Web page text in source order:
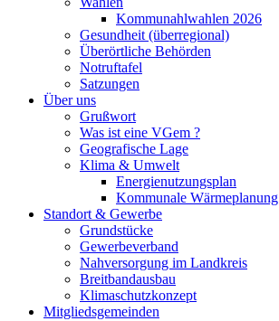
Kommunahlwahlen 2026
Gesundheit (überregional)
Überörtliche Behörden
Notruftafel
Satzungen
Über uns
Grußwort
Was ist eine VGem ?
Geografische Lage
Klima & Umwelt
Energienutzungsplan
Kommunale Wärmeplanung
Standort & Gewerbe
Grundstücke
Gewerbeverband
Nahversorgung im Landkreis
Breitbandausbau
Klimaschutzkonzept
Mitgliedsgemeinden